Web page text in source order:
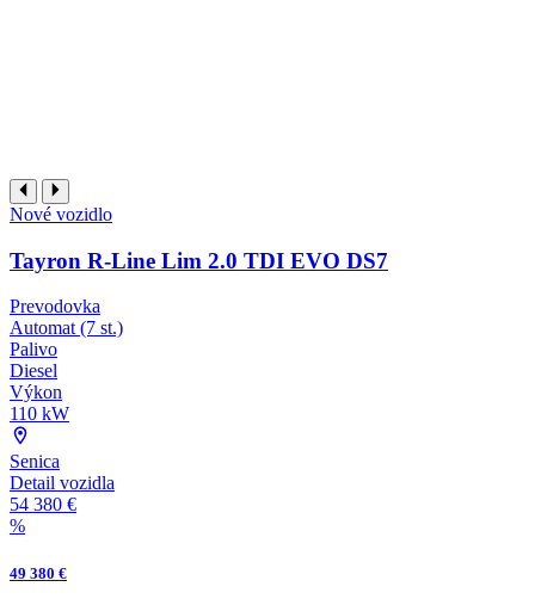
Nové vozidlo
Tayron R-Line Lim 2.0 TDI EVO DS7
Prevodovka
Automat (7 st.)
Palivo
Diesel
Výkon
110 kW
Senica
Detail vozidla
54 380 €
%
49 380 €